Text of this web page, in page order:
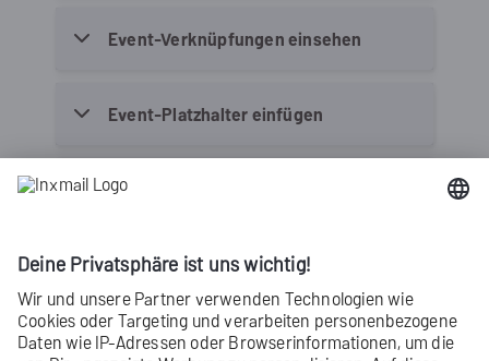
Event-Verknüpfungen einsehen
Event-Platzhalter einfügen
Freemarker-Syntax einfügen
Zielgruppen einfügen
Listen-Platzhalter einfügen